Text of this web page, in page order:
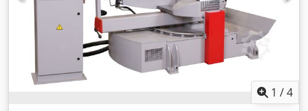
1 /4